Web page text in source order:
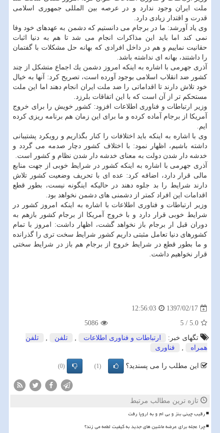
ملت ایران وجود ندارد و در عرصه بین المللی جمهوری اسلامی
قدرت و اقتدار زیادی دارد.
وی یاد آورشد: ما در برجام می دانستیم كه دشمن به عهدهای خود وفا
نمی كند اما باید این مذاكرات انجام می شد تا هم به دنیا اثبات
حقانیت نماییم و هم در داخل افرادی كه بهانه حل مشكلات با گفتمان
را داشتند، بهانه ای نداشته باشد.
آذری جهرمی با اشاره به اینكه امروز دشمن یك اجماع متشكل از چند
كشور ضد انقلاب اسلامی بوجود آورده است، تصریح كرد: آنها به خیال
خود تلاش دارند تا اقداماتی را ضد ملت ایران انجام دهند اما این ملت
مستحكم تر از آن است كه با این اتفاقات بلرزد.
وزیر ارتباطات و فناوری اطلاعات افزود: كشور خویش را برای خروج
آمریكا از برجام آماده كرده و ما برای این زمان هم برنامه ریزی كرده
ایم.
وی با اشاره به اینكه باید اختلافات را كنار بگذاریم و رویكرد پشتیبانی
داشته باشیم، اظهار نمود: با اختلاف كشور دچار صدمه می گردد و
خدشه دار شدن دولت به معنای خدشه دار شدن نظام و كشور است.
آذری جهرمی با اشاره به اینكه كشور در شرایط خوبی از جهت منابع
مالی قرار دارد، اضافه كرد: عده ای با تحریف وضعیت كشور تلاش
دارند شرایط را بد جلوه دهند در حالیكه اینگونه نیست، بطور قطع
اقدامات این افراد كمتر از دشمنی های دشمن نخواهد بود.
وزیر ارتباطات و فناوری اطلاعات با اشاره به اینكه امروز كشور در
شرایط خوبی قرار دارد و با خروج آمریكا از برجام كشور بازهم به
دوران قبل ار برجام باز نخواهد گشت، اظهار داشت: امروز با تمام
كشورهای دنیا تعامل مثبتی داریم كشور شرایط سخت تری را گذرانده
و ما بطور قطع در شرایط خروج از برجام هم باز در شرایط سختی
قرار نخواهیم داشت.
1397/02/17
12:56:03
5.0
/
5
5086
تگهای خبر:
ارتباطات و فناوری اطلاعات , تلفن ,
تلفن
همراه
, فناوری
این مطلب را می پسندید؟ (1)
(0)
تازه ترین مطالب مرتبط
رقیب چینی بنز و بی ام و به اروپا رفت
چرا عجله برای عرضه ماشین های جدید به کیفیت لطمه می زند؟